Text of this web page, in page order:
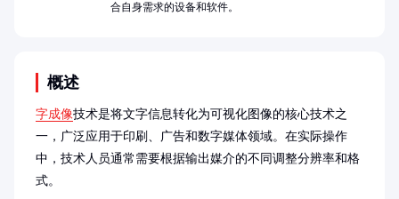
概述
字成像技术是将文字信息转化为可视化图像的核心技术之
一，广泛应用于印刷、广告和数字媒体领域。在实际操作
中，技术人员通常需要根据输出媒介的不同调整分辨率和格
式。
合自身需求的设备和软件。